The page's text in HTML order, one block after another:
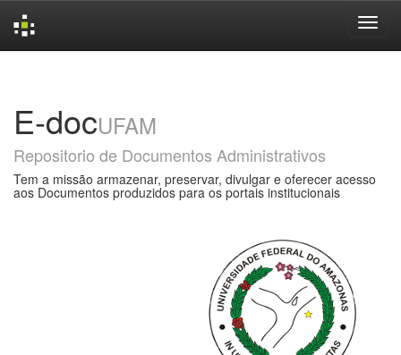
E-docUFAM
Repositorio de Documentos Administrativos
Tem a missão armazenar, preservar, divulgar e oferecer acesso
aos Documentos produzidos para os portais institucionais